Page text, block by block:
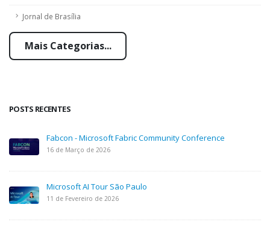
Jornal de Brasília
Mais Categorias...
POSTS RECENTES
Fabcon - Microsoft Fabric Community Conference
16 de Março de 2026
Microsoft AI Tour São Paulo
11 de Fevereiro de 2026